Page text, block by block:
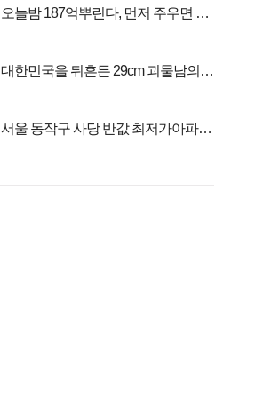
오늘밤 187억뿌린다, 먼저 주우면 최
대한민국을 뒤흔든 29cm 괴물남의
서울 동작구 사당 반값 최저가아파트